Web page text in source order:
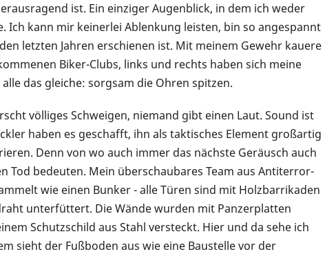
ist. Ein einziger Augenblick, in dem ich weder
Ich kann mir keinerlei Ablenkung leisten, bin so angespannt
letzten Jahren erschienen ist. Mit meinem Gewehr kauere
Biker-Clubs, links und rechts haben sich meine
das gleiche: sorgsam die Ohren spitzen.
völliges Schweigen, niemand gibt einen Laut. Sound ist
haben es geschafft, ihn als taktisches Element großartig
Denn von wo auch immer das nächste Geräusch auch
Tod bedeuten. Mein überschaubares Team aus Antiterror-
wie einen Bunker - alle Türen sind mit Holzbarrikaden
unterfüttert. Die Wände wurden mit Panzerplatten
Schutzschild aus Stahl versteckt. Hier und da sehe ich
sieht der Fußboden aus wie eine Baustelle vor der